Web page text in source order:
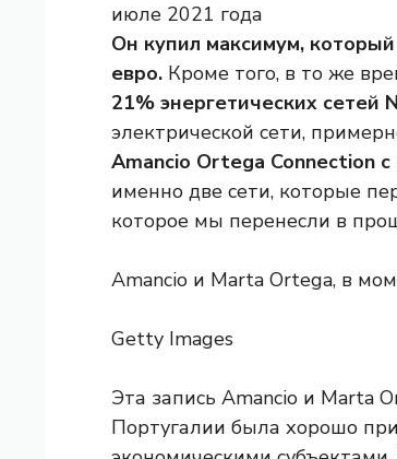
июле 2021 года
Он купил максимум,
евро. Кроме того, в то же
21% энергетических сетей
электрической сети,
Amancio Ortega Connection
именно две сети, которые
которое мы перенесли в
Amancio и Marta Ortega, в
Getty Images
Эта запись Amancio и Marta
Португалии была хорошо